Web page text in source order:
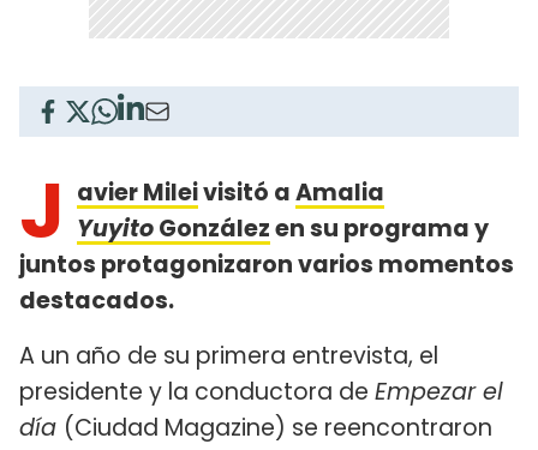
J avier Mileivisitó aAmalia
YuyitoGonzálezen su programa y
juntos protagonizaron varios momentos
destacados.
A un año de su primera entrevista, el
presidente y la conductora de Empezar el
día (Ciudad Magazine) se reencontraron